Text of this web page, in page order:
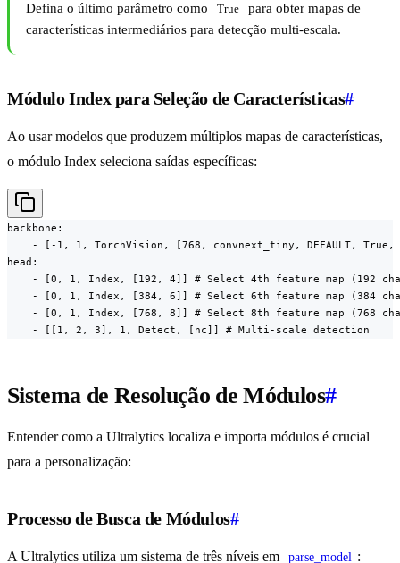
Defina o último parâmetro como
True
para obter mapas de
características intermediários para detecção multi-escala.
Módulo Index para Seleção de Características#
Ao usar modelos que produzem múltiplos mapas de características,
o módulo Index seleciona saídas específicas:
backbone:
- [-1, 1, TorchVision, [768, convnext_tiny, DEFAULT,
head:
- [0, 1, Index, [192, 4]] # Select 4th feature map (192
- [0, 1, Index, [384, 6]] # Select 6th feature map (384
- [0, 1, Index, [768, 8]] # Select 8th feature map (768
    - [[1, 2, 3], 1, Detect, [nc]] # Multi-scale detection
Sistema de Resolução de Módulos#
Entender como a Ultralytics localiza e importa módulos é crucial
para a personalização:
Processo de Busca de Módulos#
A Ultralytics utiliza um sistema de três níveis em parse_model :